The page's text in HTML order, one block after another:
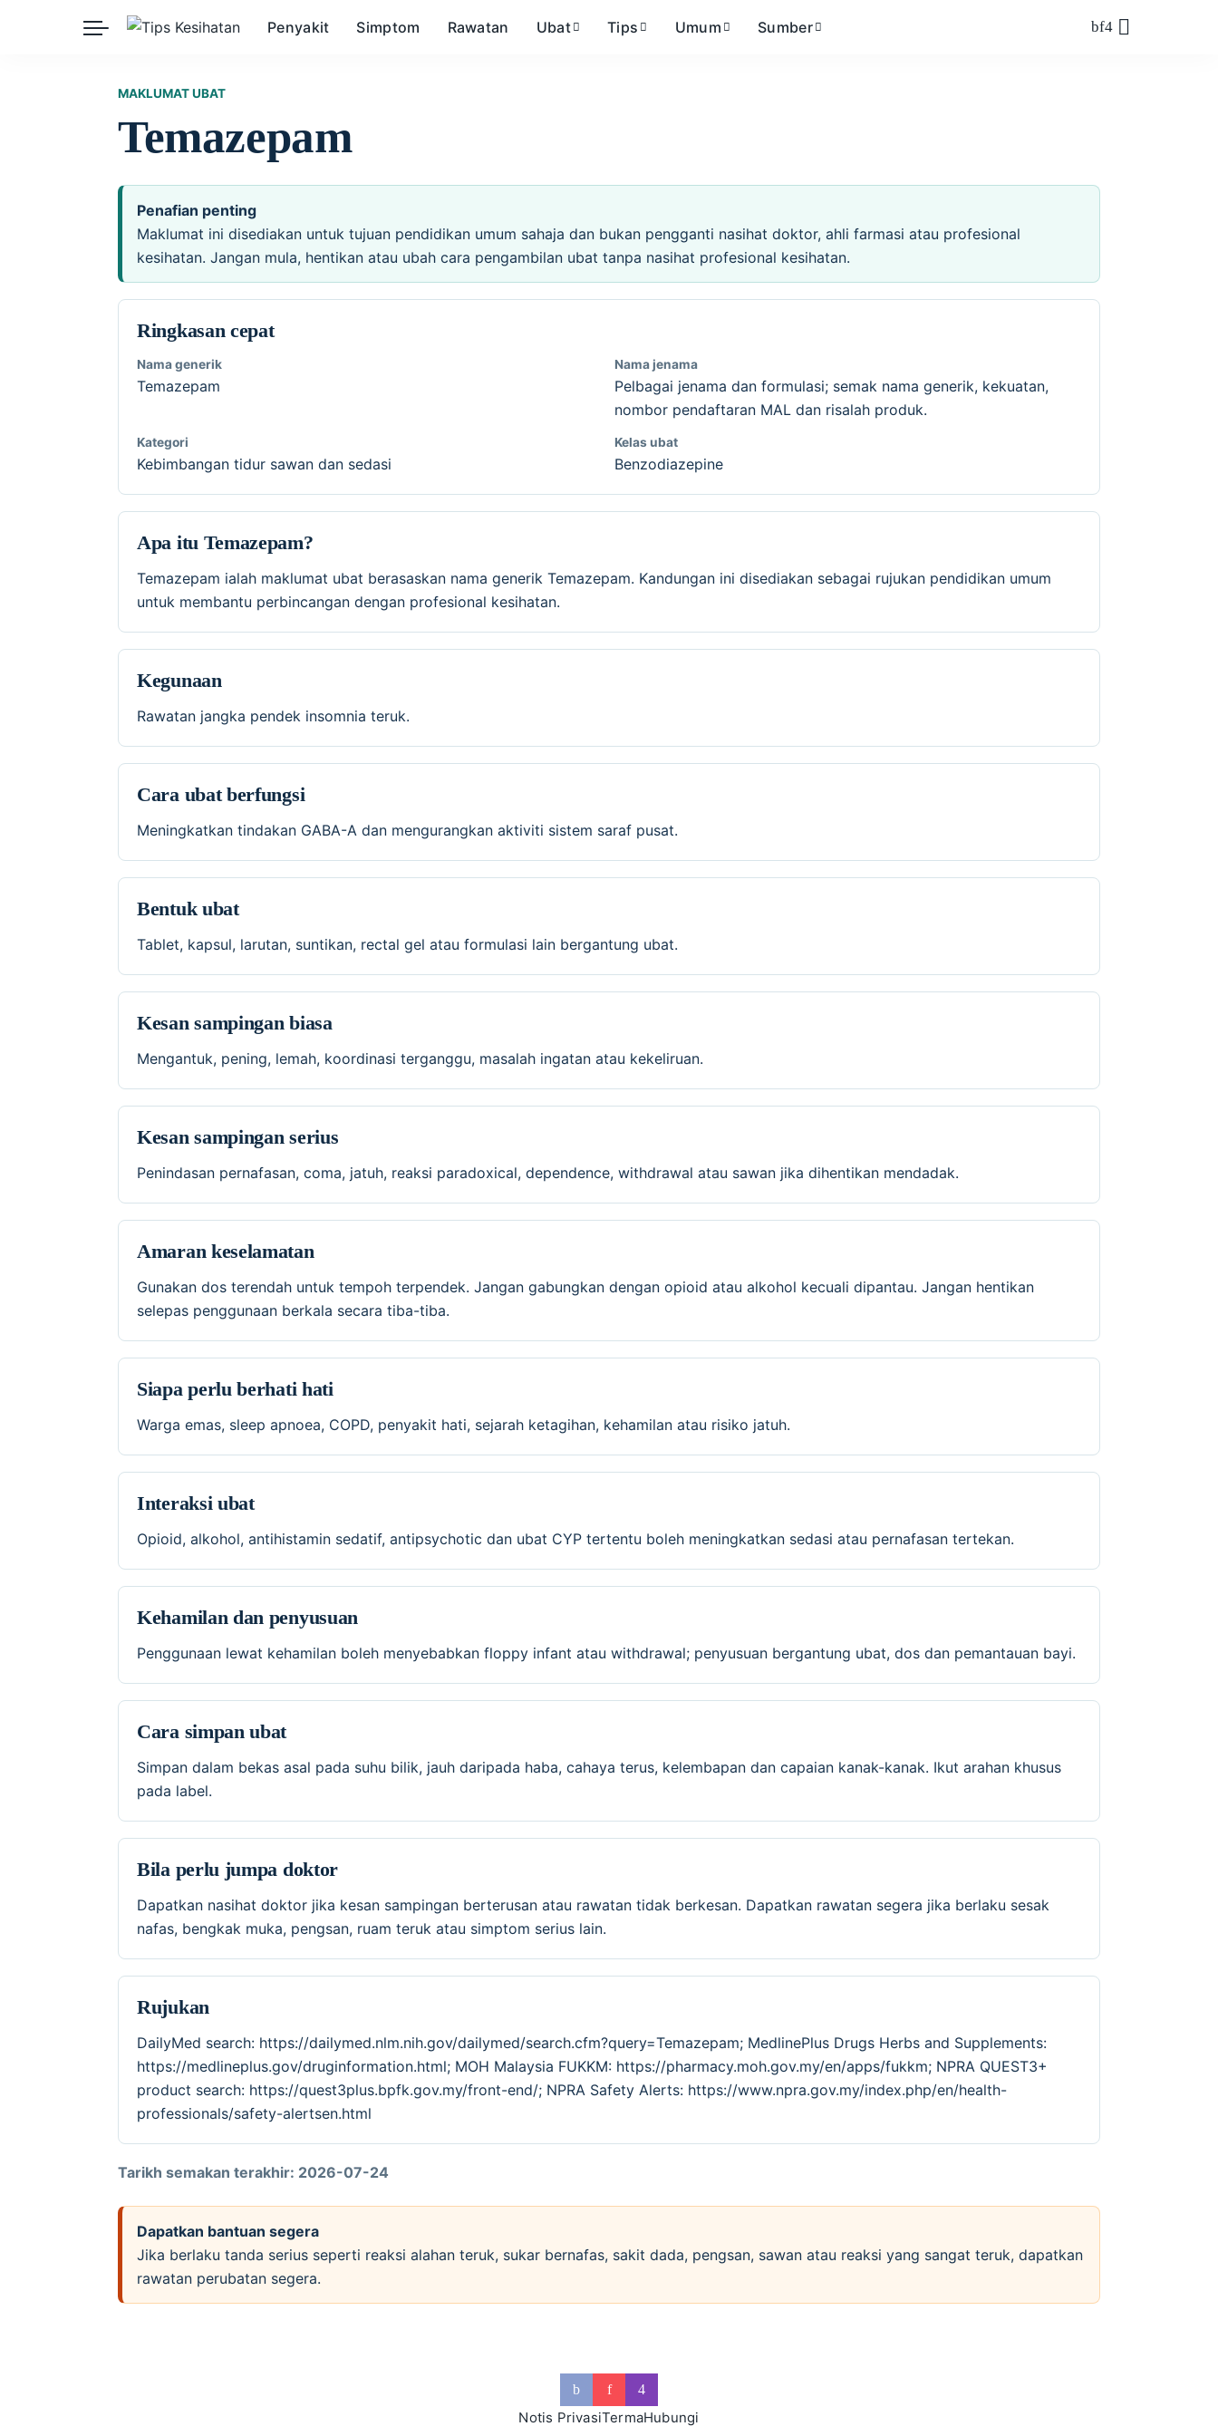
Penyakit Simptom Rawatan Ubat
Herba
Tips
Keibubapaan
Kehamilan
Kesihatan Mental
Umum
Kesihatan Awam
Kesihatan Digital
Sains Sukan
Sumber
MAKLUMAT UBAT
Temazepam
Penafian penting
Maklumat ini disediakan untuk tujuan pendidikan umum sahaja dan bukan pengganti nasihat doktor, ahli farmasi atau profesional
kesihatan. Jangan mula, hentikan atau ubah cara pengambilan ubat tanpa nasihat profesional kesihatan.
Ringkasan cepat
Nama generik
Temazepam
Nama jenama
Pelbagai jenama dan formulasi; semak nama generik, kekuatan,
nombor pendaftaran MAL dan risalah produk.
Kategori
Kebimbangan tidur sawan dan sedasi
Kelas ubat
Benzodiazepine
Apa itu Temazepam?
Temazepam ialah maklumat ubat berasaskan nama generik Temazepam. Kandungan ini disediakan sebagai rujukan pendidikan umum
untuk membantu perbincangan dengan profesional kesihatan.
Kegunaan
Rawatan jangka pendek insomnia teruk.
Cara ubat berfungsi
Meningkatkan tindakan GABA-A dan mengurangkan aktiviti sistem saraf pusat.
Bentuk ubat
Tablet, kapsul, larutan, suntikan, rectal gel atau formulasi lain bergantung ubat.
Kesan sampingan biasa
Mengantuk, pening, lemah, koordinasi terganggu, masalah ingatan atau kekeliruan.
Kesan sampingan serius
Penindasan pernafasan, coma, jatuh, reaksi paradoxical, dependence, withdrawal atau sawan jika dihentikan mendadak.
Amaran keselamatan
Gunakan dos terendah untuk tempoh terpendek. Jangan gabungkan dengan opioid atau alkohol kecuali dipantau. Jangan hentikan
selepas penggunaan berkala secara tiba-tiba.
Siapa perlu berhati hati
Warga emas, sleep apnoea, COPD, penyakit hati, sejarah ketagihan, kehamilan atau risiko jatuh.
Interaksi ubat
Opioid, alkohol, antihistamin sedatif, antipsychotic dan ubat CYP tertentu boleh meningkatkan sedasi atau pernafasan tertekan.
Kehamilan dan penyusuan
Penggunaan lewat kehamilan boleh menyebabkan floppy infant atau withdrawal; penyusuan bergantung ubat, dos dan pemantauan bayi.
Cara simpan ubat
Simpan dalam bekas asal pada suhu bilik, jauh daripada haba, cahaya terus, kelembapan dan capaian kanak-kanak. Ikut arahan khusus
pada label.
Bila perlu jumpa doktor
Dapatkan nasihat doktor jika kesan sampingan berterusan atau rawatan tidak berkesan. Dapatkan rawatan segera jika berlaku sesak
nafas, bengkak muka, pengsan, ruam teruk atau simptom serius lain.
Rujukan
DailyMed search: https://dailymed.nlm.nih.gov/dailymed/search.cfm?query=Temazepam; MedlinePlus Drugs Herbs and Supplements:
https://medlineplus.gov/druginformation.html; MOH Malaysia FUKKM: https://pharmacy.moh.gov.my/en/apps/fukkm; NPRA QUEST3+
product search: https://quest3plus.bpfk.gov.my/front-end/; NPRA Safety Alerts: https://www.npra.gov.my/index.php/en/health-
professionals/safety-alertsen.html
Tarikh semakan terakhir: 2026-07-24
Dapatkan bantuan segera
Jika berlaku tanda serius seperti reaksi alahan teruk, sukar bernafas, sakit dada, pengsan, sawan atau reaksi yang sangat teruk, dapatkan
rawatan perubatan segera.
Notis PrivasiTermaHubungi